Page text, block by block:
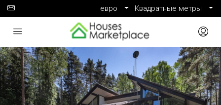
евро Квадратные метры